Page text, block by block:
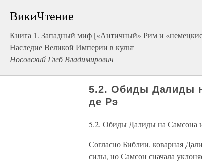
ВикиЧтение
Книга 1. Западный миф [«Античный» Рим и
Наследие Великой Империи в культ
Носовский Глеб Владимирович
5.2. Обиды Далиды
де Рэ
5.2. Обиды Далиды на Самсона
Согласно Библии, коварная
силы, но Самсон сначала